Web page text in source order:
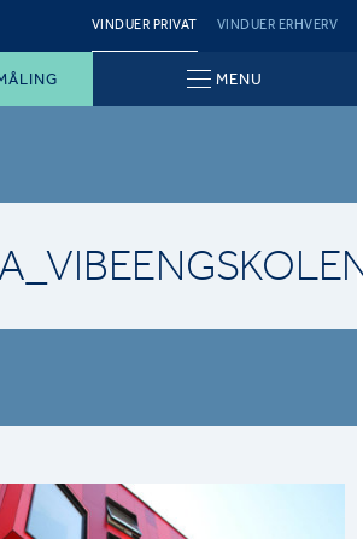
VINDUER PRIVAT VINDUER ERHVERV
MENU